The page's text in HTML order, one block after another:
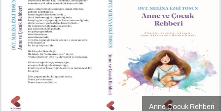
Anne Çocuk Rehberi